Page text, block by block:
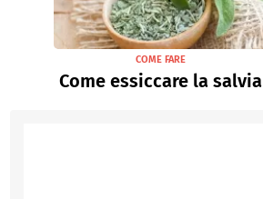
COME FARE
Come essiccare la salvia